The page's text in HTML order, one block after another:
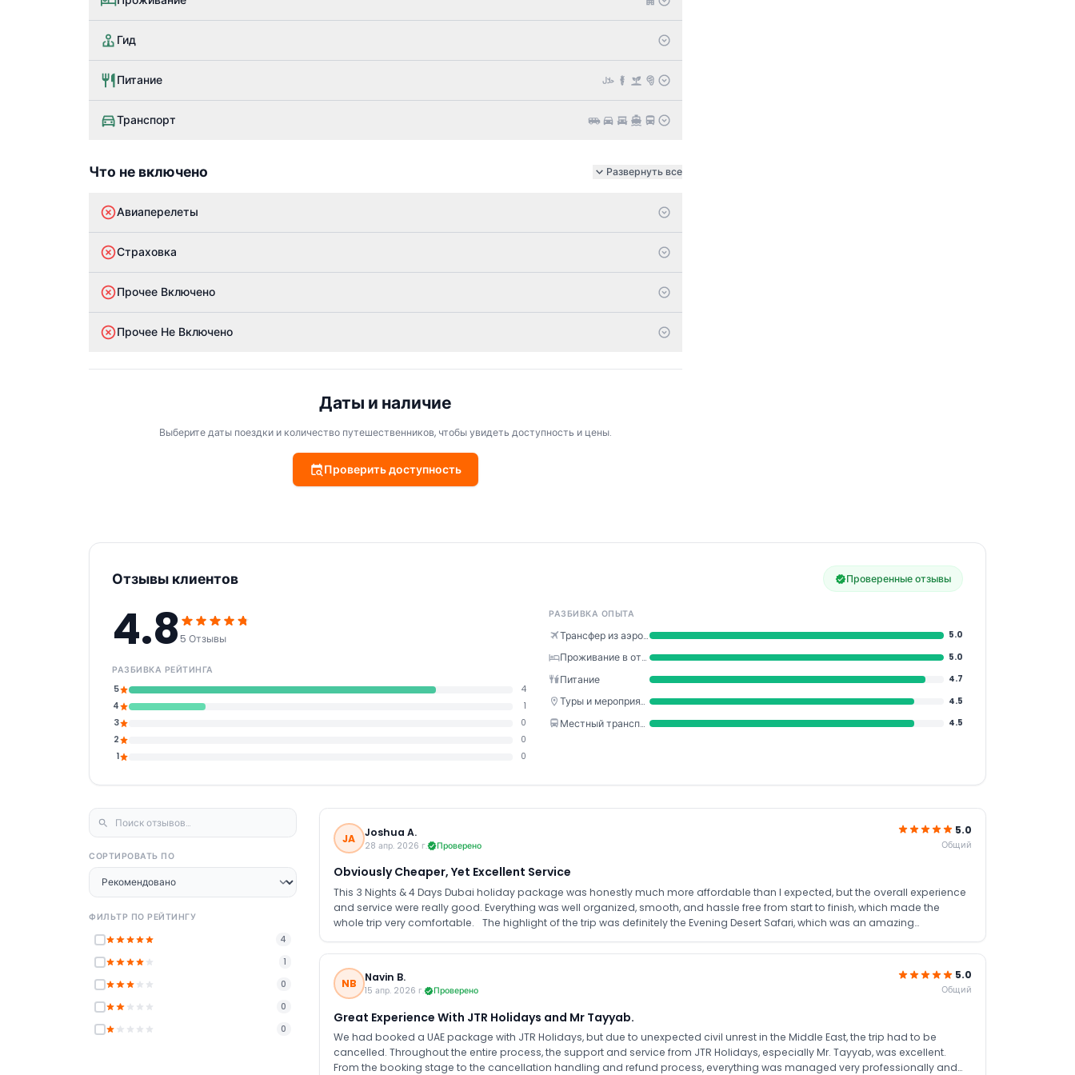
Гид
Питание
Транспорт
Что не включено Развернуть все
Авиаперелеты
Страховка
Прочее Включено
Прочее Не Включено
Даты и наличие
Выберите даты поездки и количество путешественников, чтобы увидеть доступность и цены.
Проверить доступность
Отзывы клиентов Проверенные отзывы
4.85 Отзывы
РАЗБИВКА РЕЙТИНГА
5
4
4
1
3
0
2
0
1
0
РАЗБИВКА ОПЫТА
Трансфер из аэропорта 5.0
Проживание в отеле 5.0
Питание 4.7
Туры и мероприятия 4.5
Местный транспорт 4.5
СОРТИРОВАТЬ ПО
ФИЛЬТР ПО РЕЙТИНГУ
4
1
0
0
0
JA Joshua A.
28 апр. 2026 г. Проверено
5.0
Общий
Obviously Cheaper, Yet Excellent Service
This 3 Nights & 4 Days Dubai holiday package was honestly much more affordable than I expected, but the overall experience
and service were really good. Everything was well organized, smooth, and hassle free from start to finish, which made the
whole trip very comfortable. The highlight of the trip was definitely the Evening Desert Safari, which was an amazing
whole journey. Overall, it’s a great value for money package if someone wants to enjoy Dubai without spending too much,
while still getting a well planned and enjoyable experience.
NB
Navin B.
15 апр. 2026 г. Проверено
5.0
Общий
Great Experience With JTR Holidays and Mr Tayyab.
We had booked a UAE package with JTR Holidays, but due to unexpected civil unrest in the Middle East, the trip had to be
cancelled. Throughout the entire process, the support and service from JTR Holidays, especially Mr. Tayyab, was excellent.
From the booking stage to the cancellation handling and refund process, everything was managed very professionally and